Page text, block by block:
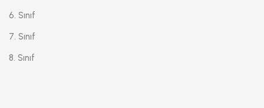
6. Sınıf
7. Sınıf
8. Sınıf